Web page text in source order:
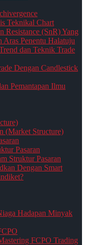
Teknikal Chart
Resistance (SnR) Yang
Penentu Halatuju
dan Teknik Trade
Dengan Candlestick
Pemantapan Ilmu
(Market Structure)
Pasaran
Struktur Pasaran
Dengan Smart
Hadapan Minyak
FCPO Trading